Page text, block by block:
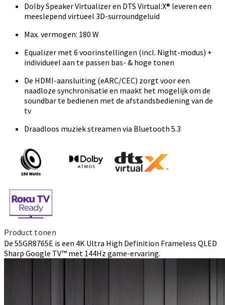
Dolby Speaker Virtualizer en DTS Virtual:X® leveren een
meeslepend virtueel 3D-surroundgeluid
Max. vermogen: 180 W
Equalizer met 6 voorinstellingen (incl. Night-modus) +
individueel aan te passen bas- & hoge tonen
De HDMI-aansluiting (eARC/CEC) zorgt voor een
naadloze synchronisatie en maakt het mogelijk om de
soundbar te bedienen met de afstandsbediening van de
tv
Draadloos muziek streamen via Bluetooth 5.3
Product tonen
De 55GR8765E is een 4K Ultra High Definition Frameless QLED
Sharp Google TV™ met 144Hz game-ervaring.